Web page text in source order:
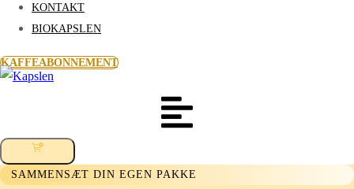
KONTAKT
BIOKAPSLEN
KAFFEABONNEMENT
SAMMENSÆT DIN EGEN PAKKE